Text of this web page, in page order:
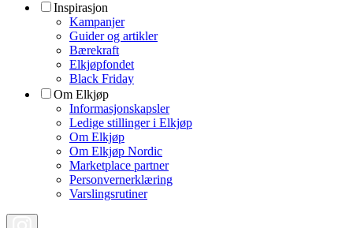
Inspirasjon
Kampanjer
Guider og artikler
Bærekraft
Elkjøpfondet
Black Friday
Om Elkjøp
Informasjonskapsler
Ledige stillinger i Elkjøp
Om Elkjøp
Om Elkjøp Nordic
Marketplace partner
Personvernerklæring
Varslingsrutiner